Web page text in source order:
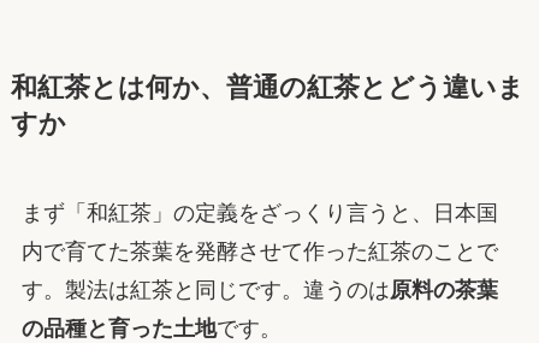
和紅茶とは何か、普通の紅茶とどう違いま
すか
まず「和紅茶」の定義をざっくり言うと、日本国
内で育てた茶葉を発酵させて作った紅茶のことで
す。製法は紅茶と同じです。違うのは原料の茶葉
の品種と育った土地です。